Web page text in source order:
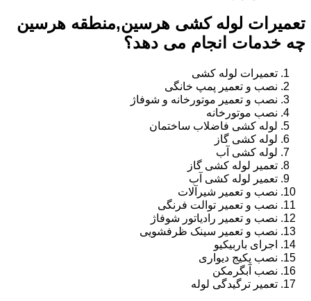
تعمیرات لوله کشی هرسین,منطقه هرسین
چه خدمات انجام می دهد؟
تعمیرات لوله کشی
نصب و تعمیر پمپ خانگی
نصب و تعمیر موتورخانه و شوفاژ
نصب موتورخانه
لوله کشی فاضلاب ساختمان
لوله کشی گاز
لوله کشی آب
تعمیر لوله کشی گاز
تعمیر لوله کشی آب
نصب و تعمیر شیرآلات
نصب و تعمیر توالت فرنگی
نصب و تعمیر رادیاتور شوفاژ
نصب و تعمیر سینک ظرفشویی
اجرای باربیکیو
نصب پکیج دیواری
نصب آبگرمکن
تعمیر ترگیدگی لوله